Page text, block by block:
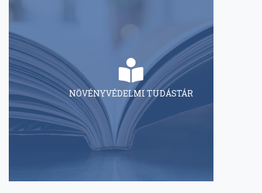
NÖVÉNYVÉDELMI TUDÁSTÁR